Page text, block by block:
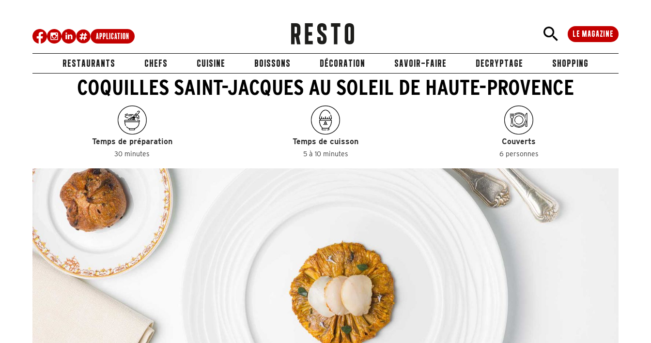
Application LE MAGAZINE
RESTAURANTS CHEFS CUISINE BOISSONS DÉCORATION SAVOIR-FAIRE DECRYPTAGE SHOPPING
COQUILLES SAINT-JACQUES AU SOLEIL DE HAUTE-PROVENCE
Temps de préparation
30 minutes
Temps de cuisson
5 à 10 minutes
Couverts
6 personnes